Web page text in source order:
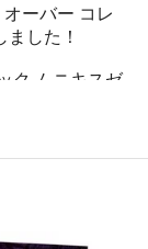
ーバー コレ
した！
ク ムニキスゼ